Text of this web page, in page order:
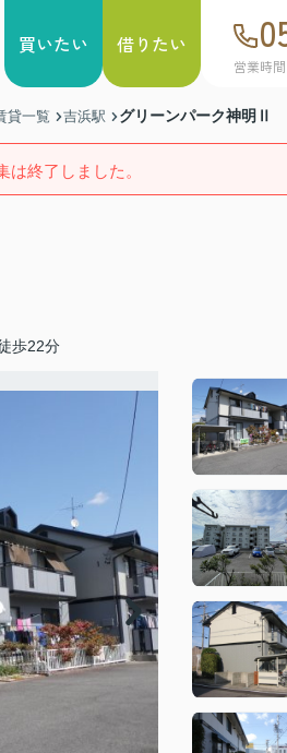
買いたい 借りたい
営業時
貸一覧 吉浜駅 グリーンパーク神明Ⅱ
は終了しました。
歩22分